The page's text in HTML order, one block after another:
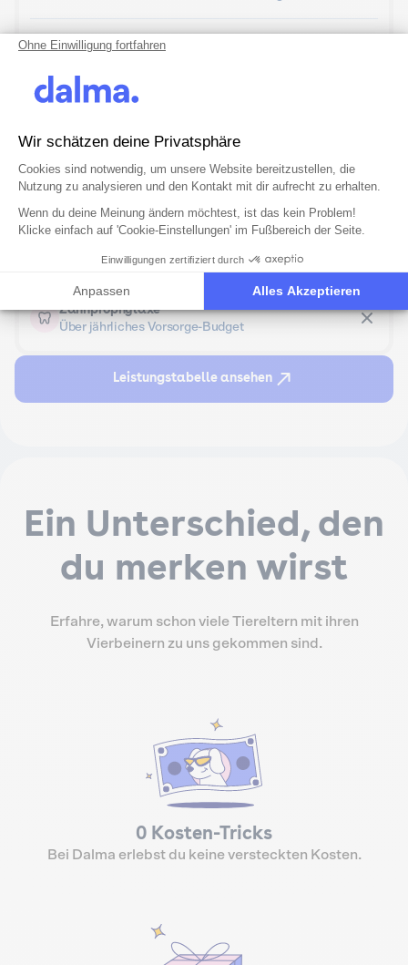
Unterbringung in der Tierklinik
Kürzen der Krallen
Über jährliches Vorsorge-Budget
Über jährliches Vorsorge-Budget
Zahnprophylaxe
Über jährliches Vorsorge-Budget
Leistungstabelle ansehen
Ein Unterschied, den
du merken wirst
Erfahre, warum schon viele Tiereltern mit ihren
Vierbeinern zu uns gekommen sind.
0 Kosten-Tricks
Bei Dalma erlebst du keine versteckten Kosten.
Ohne Einwilligung fortfahren
Wir schätzen deine Privatsphäre
Einwilligungsmanagementplattform:
Cookies sind notwendig, um unsere Website bereitzustellen, die
Nutzung zu analysieren und den Kontakt mit dir aufrecht zu erhalten.
Wenn du deine Meinung ändern möchtest, ist das kein Problem!
Klicke einfach auf 'Cookie-Einstellungen' im Fußbereich der Seite.
Einwilligungen zertifiziert durch
Anpassen Alles Akzeptieren